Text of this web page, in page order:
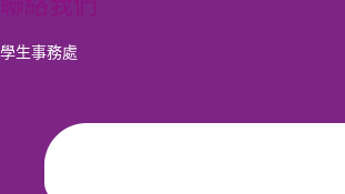
學生事務處